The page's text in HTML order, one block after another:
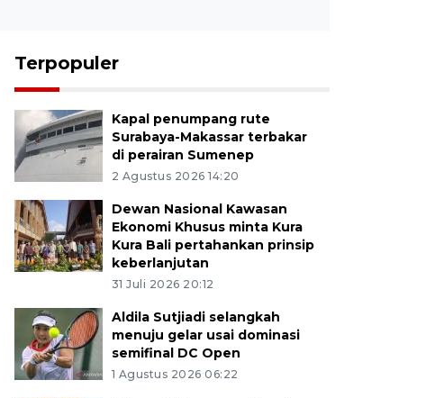
Terpopuler
Kapal penumpang rute
Surabaya-Makassar terbakar
di perairan Sumenep
2 Agustus 2026 14:20
Dewan Nasional Kawasan
Ekonomi Khusus minta Kura
Kura Bali pertahankan prinsip
keberlanjutan
31 Juli 2026 20:12
Aldila Sutjiadi selangkah
menuju gelar usai dominasi
semifinal DC Open
1 Agustus 2026 06:22